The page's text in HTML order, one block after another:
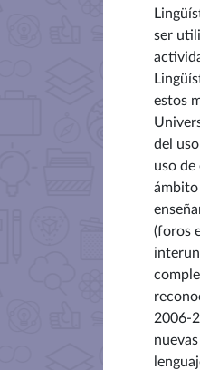
ser
estos
del
uso de
ámbito
(foros
2006-